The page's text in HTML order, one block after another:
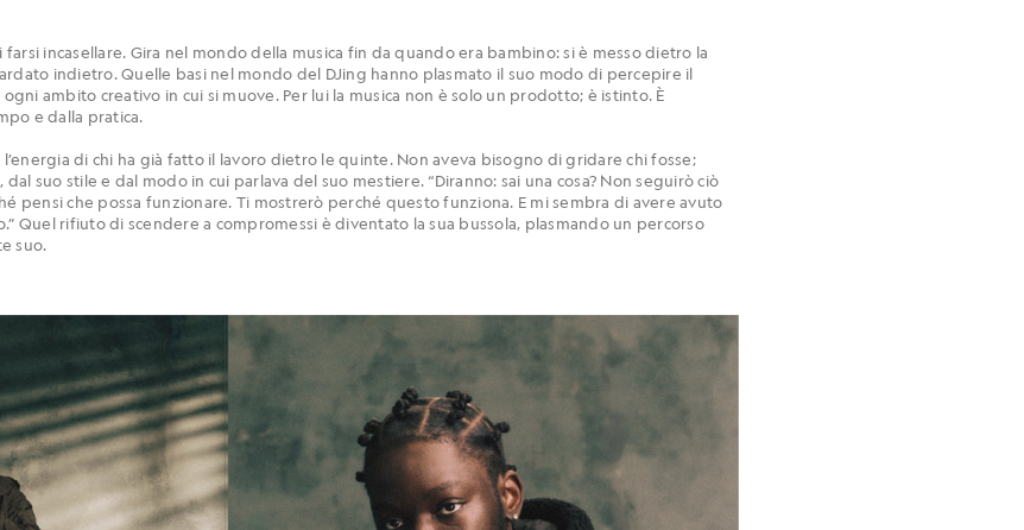
incasellare. Gira nel mondo della musica fin da quando era bambino: si è messo dietro la
indietro. Quelle basi nel mondo del DJing hanno plasmato il suo modo di percepire il
ambito creativo in cui si muove. Per lui la musica non è solo un prodotto; è istinto. È
e dalla pratica.
l’energia di chi ha già fatto il lavoro dietro le quinte. Non aveva bisogno di gridare chi fosse;
suo stile e dal modo in cui parlava del suo mestiere. “Diranno: sai una cosa? Non seguirò ciò
pensi che possa funzionare. Ti mostrerò perché questo funziona. E mi sembra di avere avuto
Quel rifiuto di scendere a compromessi è diventato la sua bussola, plasmando un percorso
suo.